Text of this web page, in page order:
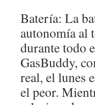
Batería: La
autonomía al
durante todo
GasBuddy,
real, el lunes
el peor.